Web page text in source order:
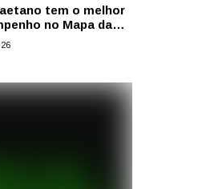
tem o melhor
no Mapa da
da Grande SP